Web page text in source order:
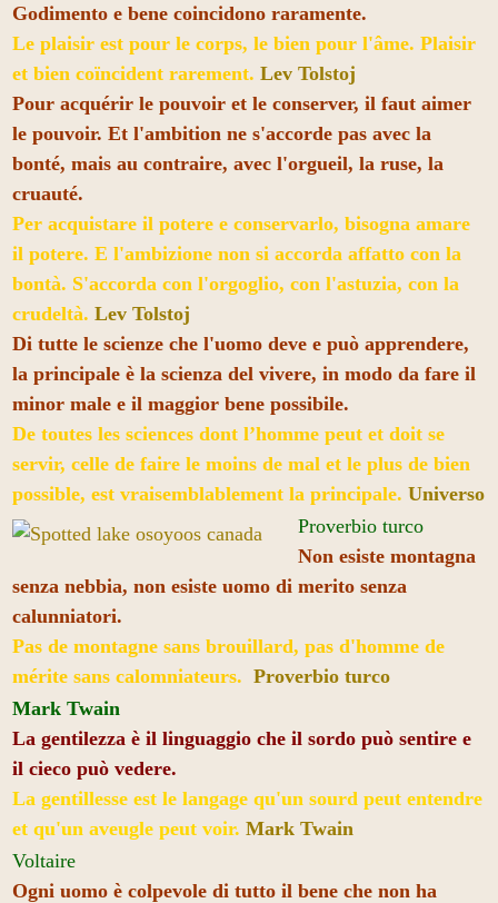
Godimento e bene coincidono raramente.
Le plaisir est pour le corps, le bien pour l'âme. Plaisir
et bien coïncident rarement. Lev Tolstoj
Pour acquérir le pouvoir et le conserver, il faut aimer
le pouvoir. Et l'ambition ne s'accorde pas avec la
bonté, mais au contraire, avec l'orgueil, la ruse, la
cruauté.
Per acquistare il potere e conservarlo, bisogna amare
il potere. E l'ambizione non si accorda affatto con la
bontà. S'accorda con l'orgoglio, con l'astuzia, con la
crudeltà. Lev Tolstoj
Di tutte le scienze che l'uomo deve e può apprendere,
la principale è la scienza del vivere, in modo da fare il
minor male e il maggior bene possibile.
De toutes les sciences dont l’homme peut et doit se
servir, celle de faire le moins de mal et le plus de bien
possible, est vraisemblablement la principale. Universo
Proverbio turco
Non esiste montagna
senza nebbia, non esiste uomo di merito senza
calunniatori.
Pas de montagne sans brouillard, pas d'homme de
mérite sans calomniateurs. Proverbio turco
Mark Twain
La gentilezza è il linguaggio che il sordo può sentire e
il cieco può vedere.
La gentillesse est le langage qu'un sourd peut entendre
et qu'un aveugle peut voir. Mark Twain
Voltaire
Ogni uomo è colpevole di tutto il bene che non ha